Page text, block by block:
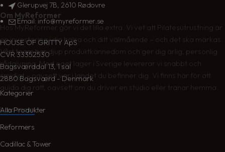
Om MyReformer
Hos MyReformer gör vi det lilla extra. Vi vet att Pilatesutrustning är
en investering i din hälsa och ditt välmående – och det ska märkas.
Vårt team har djup produktkännedom och ger dig ärlig, personlig
rådgivning. Med eget lager i Sverige levererar vi snabbt och
smidigt – oavsett var i landet du befinner dig. Vi finns här för att
guida dig rätt, oavsett om du driver en studio eller tränar hemma.
Læs mere
Glerupvej 7B, 2610 Rødovre
Email: info@myreformer.se
HOUSE OF GRITTY ApS
CVR 33352530
Bagsværddal 13, 1 sal
2880 Bagsværd - Denmark
Kategorier
Alla Produkter
Reformers
Cadillac & Tower